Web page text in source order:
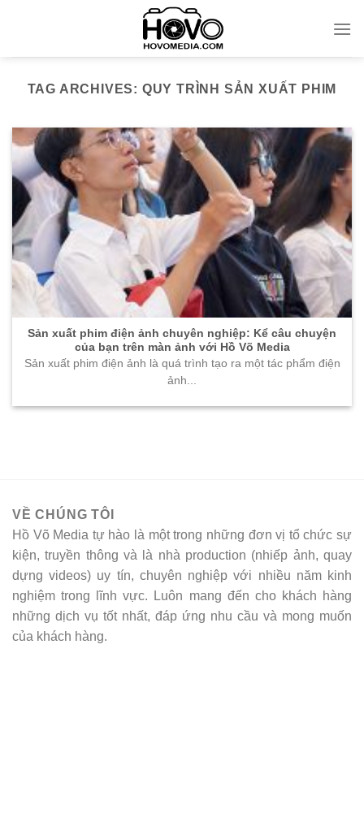
TAG ARCHIVES: QUY TRÌNH SẢN XUẤT PHIM
Sản xuất phim điện ảnh chuyên nghiệp: Kể câu chuyện
của bạn trên màn ảnh với Hồ Võ Media
Sản xuất phim điện ảnh là quá trình tạo ra một tác phẩm điện
ảnh...
VỀ CHÚNG TÔI
Hồ Võ Media tự hào là một trong những đơn vị tổ chức sự
kiện, truyền thông và là nhà production (nhiếp ảnh, quay
dựng videos) uy tín, chuyên nghiệp với nhiều năm kinh
nghiệm trong lĩnh vực. Luôn mang đến cho khách hàng
những dịch vụ tốt nhất, đáp ứng nhu cầu và mong muốn
của khách hàng.